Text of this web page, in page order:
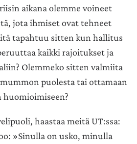
aikana olemme voineet
jota ihmiset ovat tehneet
tapahtuu sitten kun hallitus
kaikki rajoitukset ja
Olemmeko sitten valmiita
puolesta tai ottamaan
huomioimiseen?
haastaa meitä UT:ssa:
»Sinulla on usko, minulla